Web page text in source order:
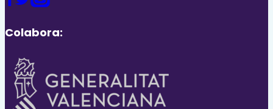
Colabora: